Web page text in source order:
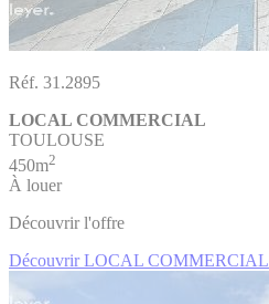
Réf. 31.2895
LOCAL COMMERCIAL
TOULOUSE
450m2
À louer
Découvrir l'offre
Découvrir LOCAL COMMERCIAL